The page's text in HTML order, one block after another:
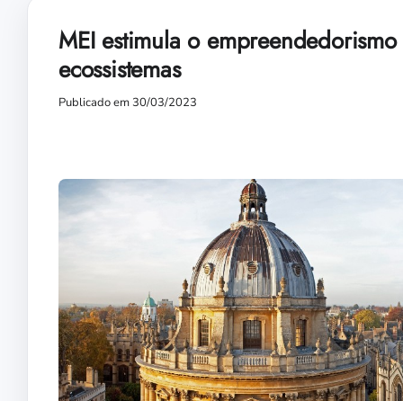
MEI estimula o
ecossistemas
Publicado em 30/03/2023